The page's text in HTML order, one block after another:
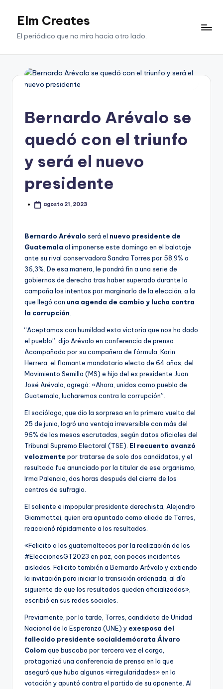
SaltarElm Creates
El periódico que no mira hacia otro lado.
Bernardo Arévalo se
quedó con el triunfo
y será el nuevo
presidente
agosto 21, 2023
Bernardo Arévalo será el nuevo presidente de
Guatemala al imponerse este domingo en el balotaje
ante su rival conservadora Sandra Torres por 58,9% a
36,3%. De esa manera, le pondrá fin a una serie de
gobiernos de derecha tras haber superado durante la
campaña los intentos por marginarlo de la elección, a la
que llegó con una agenda de cambio y lucha contra
la corrupción
“Aceptamos con humildad esta victoria que nos ha dado
el pueblo”, dijo Arévalo en conferencia de prensa.
Acompañado por su compañera de fórmula, Karin
Herrera, el flamante mandatario electo de 64 años, del
Movimiento Semilla (MS) e hijo del ex presidente Juan
José Arévalo, agregó: «Ahora, unidos como pueblo de
Guatemala, lucharemos contra la corrupción”.
El sociólogo, que dio la sorpresa en la primera vuelta del
25 de junio, logró una ventaja irreversible con más del
96% de las mesas escrutadas, según datos oficiales del
Tribunal Supremo Electoral (TSE). El recuento avanzó
velozmente por tratarse de solo dos candidatos, y el
resultado fue anunciado por la titular de ese organismo,
Irma Palencia, dos horas después del cierre de los
centros de sufragio.
El saliente e impopular presidente derechista, Alejandro
Giammattei, quien era apuntado como aliado de Torres,
reaccionó rápidamente a los resultados.
«Felicito a los guatemaltecos por la realización de las
#EleccionesGT2023 en paz, con pocos incidentes
aislados. Felicito también a Bernardo Arévalo y extiendo
la invitación para iniciar la transición ordenada, al día
siguiente de que los resultados queden oficializados»,
escribió en sus redes sociales.
Previamente, por la tarde, Torres, candidata de Unidad
Nacional de la Esperanza (UNE) y exesposa del
fallecido presidente socialdemócrata Álvaro
Colom que buscaba por tercera vez el cargo,
protagonizó una conferencia de prensa en la que
aseguró que hubo algunas «irregularidades» en la
votación y apuntó contra el partido de su oponente. Al